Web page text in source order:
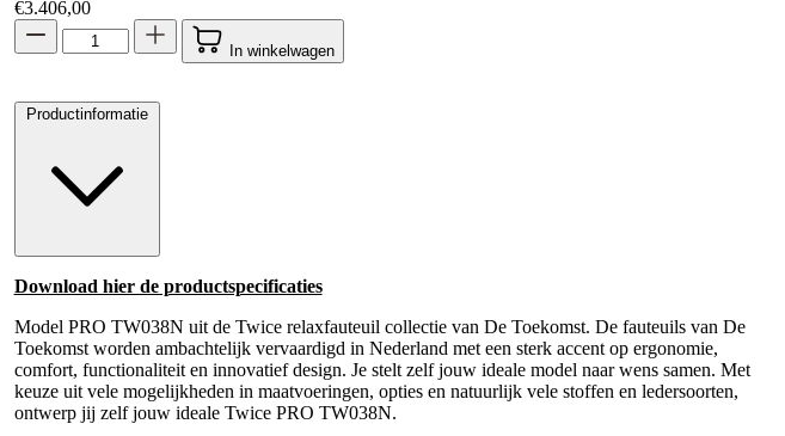
€3.406,00
In winkelwagen
Productinformatie
Download hier de productspecificaties
Model PRO TW038N uit de Twice relaxfauteuil collectie van De Toekomst. De fauteuils van De
Toekomst worden ambachtelijk vervaardigd in Nederland met een sterk accent op ergonomie,
comfort, functionaliteit en innovatief design. Je stelt zelf jouw ideale model naar wens samen. Met
keuze uit vele mogelijkheden in maatvoeringen, opties en natuurlijk vele stoffen en ledersoorten,
ontwerp jij zelf jouw ideale Twice PRO TW038N.